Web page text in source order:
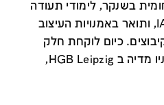
בשנקר, לימודי תעודה
באנימציה קלאסית מ – IAC, ותואר באמנויות העיצוב
כיום לוקחת חלק
בתכנית במחלקה למיצב וניו מדיה ב HGB Leipzig,